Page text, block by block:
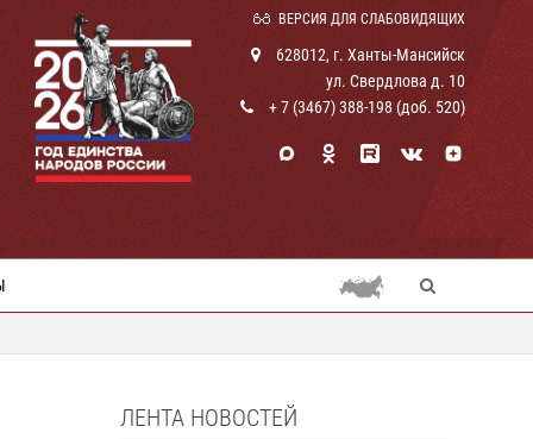
ВЕРСИЯ ДЛЯ СЛАБОВИДЯЩИХ
628012, г. Ханты-Мансийск
ул. Свердлова д. 10
+ 7 (3467) 388-198 (доб. 520)
ЛЕНТА НОВОСТЕЙ